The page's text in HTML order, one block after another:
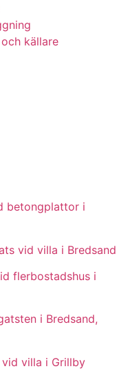
källare
betongplattor i
vid villa i Bredsand
flerbostadshus i
i Bredsand,
villa i Grillby